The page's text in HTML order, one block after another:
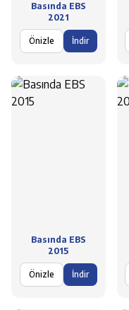
Basında EBS
2021
Önizle İndir
Basında EBS
2015
Önizle İndir